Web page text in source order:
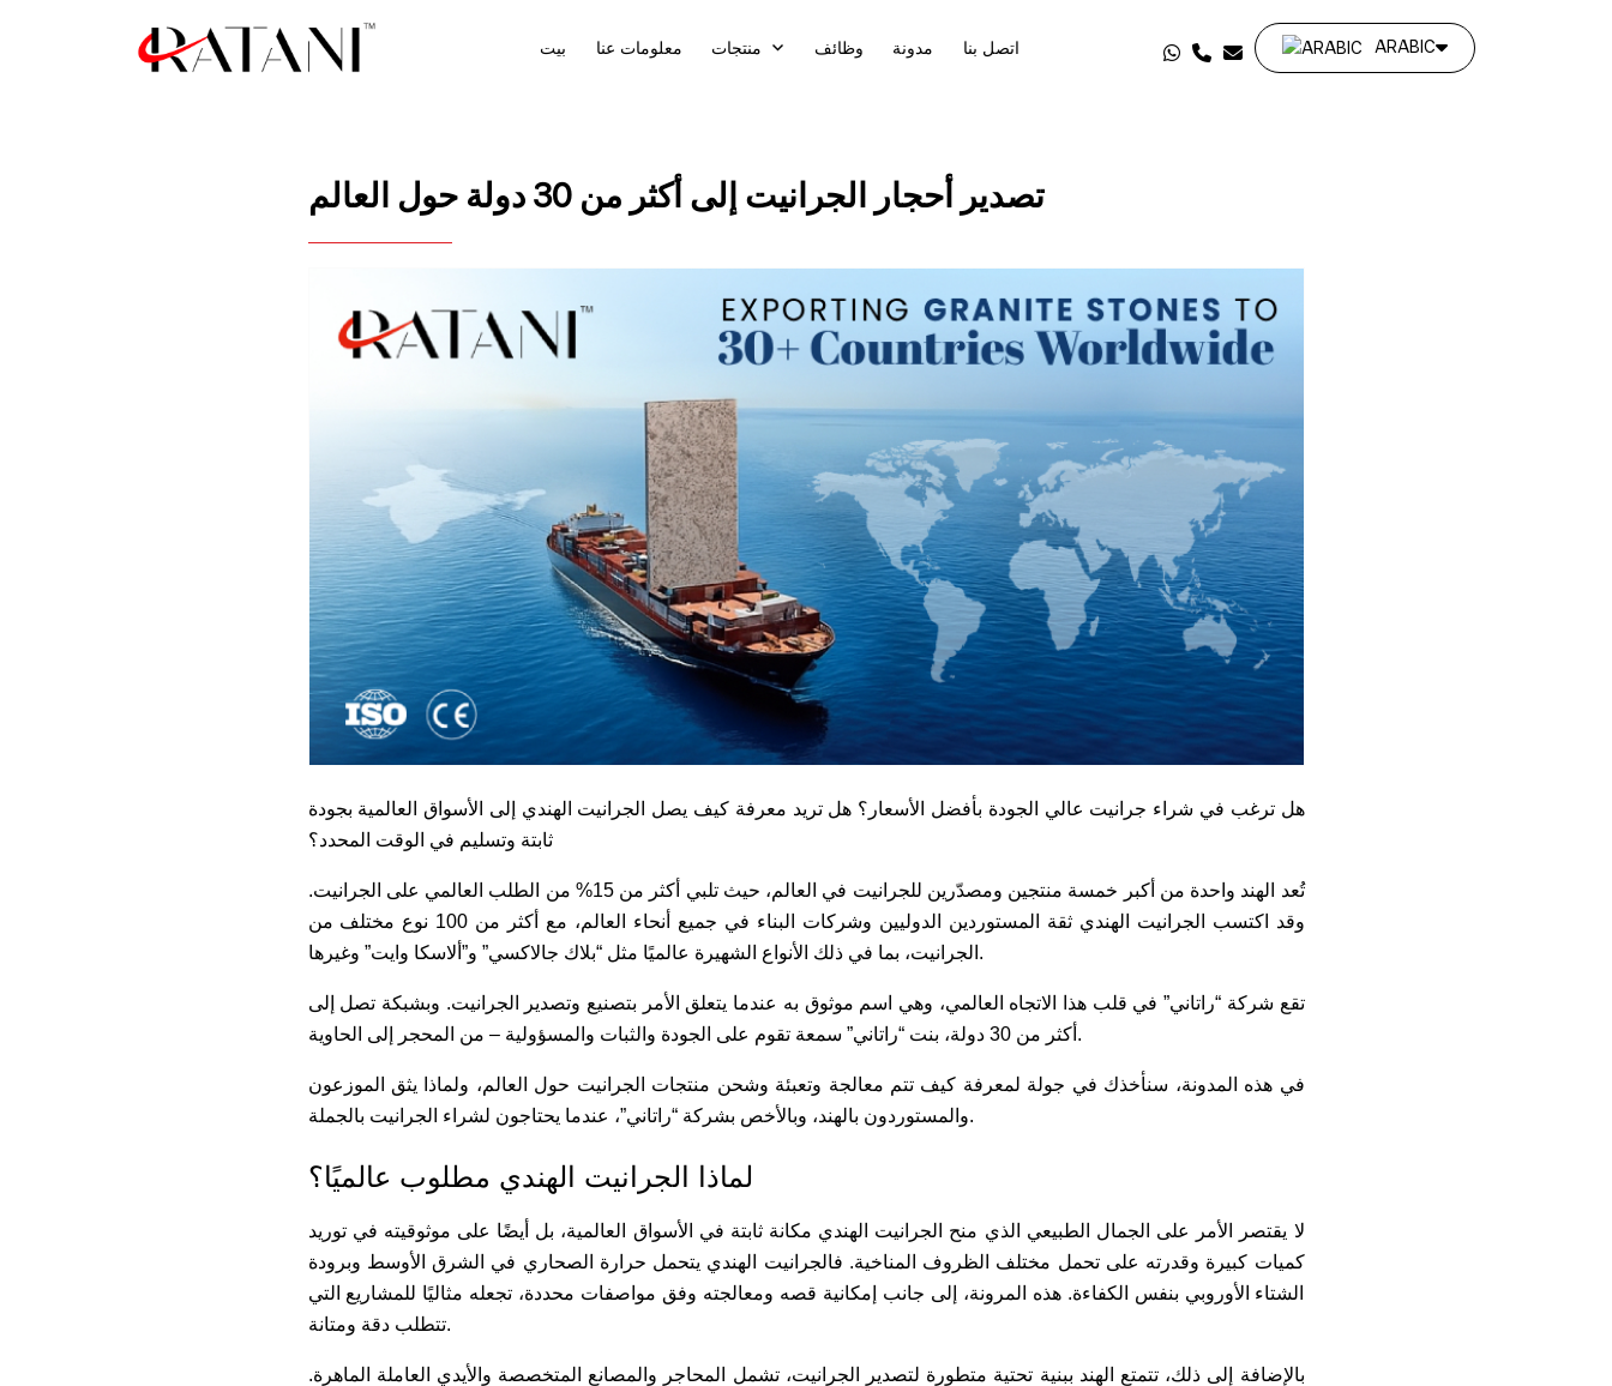
بيت معلومات عنا منتجات وظائف مدونة اتصل بنا ARABIC
تصدير أحجار الجرانيت إلى أكثر من 30 دولة حول العالم
هل ترغب في شراء جرانيت عالي الجودة بأفضل الأسعار؟ هل تريد معرفة كيف يصل الجرانيت الهندي إلى الأسواق العالمية بجودة
ثابتة وتسليم في الوقت المحدد؟
تُعد الهند واحدة من أكبر خمسة منتجين ومصدّرين للجرانيت في العالم، حيث تلبي أكثر من 15% من الطلب العالمي على الجرانيت.
وقد اكتسب الجرانيت الهندي ثقة المستوردين الدوليين وشركات البناء في جميع أنحاء العالم، مع أكثر من 100 نوع مختلف من
الجرانيت، بما في ذلك الأنواع الشهيرة عالميًا مثل “بلاك جالاكسي” و”ألاسكا وايت” وغيرها.
تقع شركة “راتاني” في قلب هذا الاتجاه العالمي، وهي اسم موثوق به عندما يتعلق الأمر بتصنيع وتصدير الجرانيت. وبشبكة تصل إلى
أكثر من 30 دولة، بنت “راتاني” سمعة تقوم على الجودة والثبات والمسؤولية – من المحجر إلى الحاوية.
في هذه المدونة، سنأخذك في جولة لمعرفة كيف تتم معالجة وتعبئة وشحن منتجات الجرانيت حول العالم، ولماذا يثق الموزعون
والمستوردون بالهند، وبالأخص بشركة “راتاني”، عندما يحتاجون لشراء الجرانيت بالجملة.
لماذا الجرانيت الهندي مطلوب عالميًا؟
لا يقتصر الأمر على الجمال الطبيعي الذي منح الجرانيت الهندي مكانة ثابتة في الأسواق العالمية، بل أيضًا على موثوقيته في توريد
كميات كبيرة وقدرته على تحمل مختلف الظروف المناخية. فالجرانيت الهندي يتحمل حرارة الصحاري في الشرق الأوسط وبرودة
الشتاء الأوروبي بنفس الكفاءة. هذه المرونة، إلى جانب إمكانية قصه ومعالجته وفق مواصفات محددة، تجعله مثاليًا للمشاريع التي
تتطلب دقة ومتانة.
بالإضافة إلى ذلك، تتمتع الهند ببنية تحتية متطورة لتصدير الجرانيت، تشمل المحاجر والمصانع المتخصصة والأيدي العاملة الماهرة.